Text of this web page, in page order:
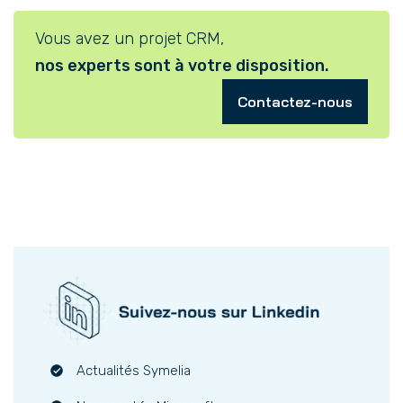
Vous avez un projet CRM,
nos experts sont à votre disposition.
Contactez-nous
Actualités Symelia